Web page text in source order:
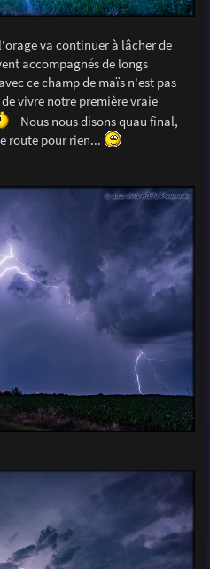
va continuer à lâcher de
accompagnés de longs
ce champ de maïs n'est pas
vivre notre première vraie
Nous nous disons quau final,
route pour rien...